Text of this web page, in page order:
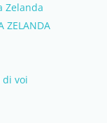
Zelanda
ZELANDA
voi